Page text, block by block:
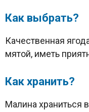
Как выбрать?
Качественная
мятой, иметь
Как хранить?
Малина храниться